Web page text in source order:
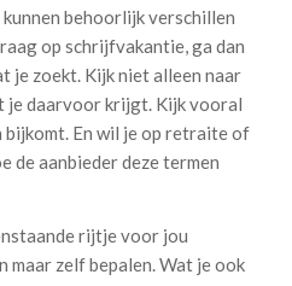
behoorlijk verschillen
op schrijfvakantie, ga dan
je zoekt. Kijk niet alleen naar
je daarvoor krijgt. Kijk vooral
bijkomt. En wil je op retraite of
de aanbieder deze termen
rijtje voor jou
maar zelf bepalen. Wat je ook